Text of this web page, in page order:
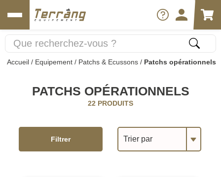
Accueil / Equipement / Patchs & Ecussons / Patchs opérationnels
PATCHS OPÉRATIONNELS
22 PRODUITS
Trier par
Filtrer